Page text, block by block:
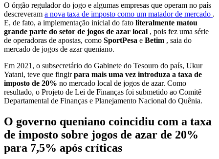
O órgão regulador do jogo e algumas empresas que operam no país
descreveram a nova taxa de imposto como um matador de mercado .
E, de fato, a implementação inicial do fato literalmente matou
grande parte do setor de jogos de azar local , pois fez uma série
de operadoras de apostas, como SportPesa e Betim , saia do
mercado de jogos de azar queniano.
Em 2021, o subsecretário do Gabinete do Tesouro do país, Ukur
Yatani, teve que fingirpara mais uma vez introduza a taxa de
imposto de 20% no mercado local de jogos de azar. Como
resultado, o Projeto de Lei de Finanças foi submetido ao Comitê
Departamental de Finanças e Planejamento Nacional do Quênia.
O governo queniano coincidiu com a taxa
de imposto sobre jogos de azar de 20%
para 7,5% após críticas